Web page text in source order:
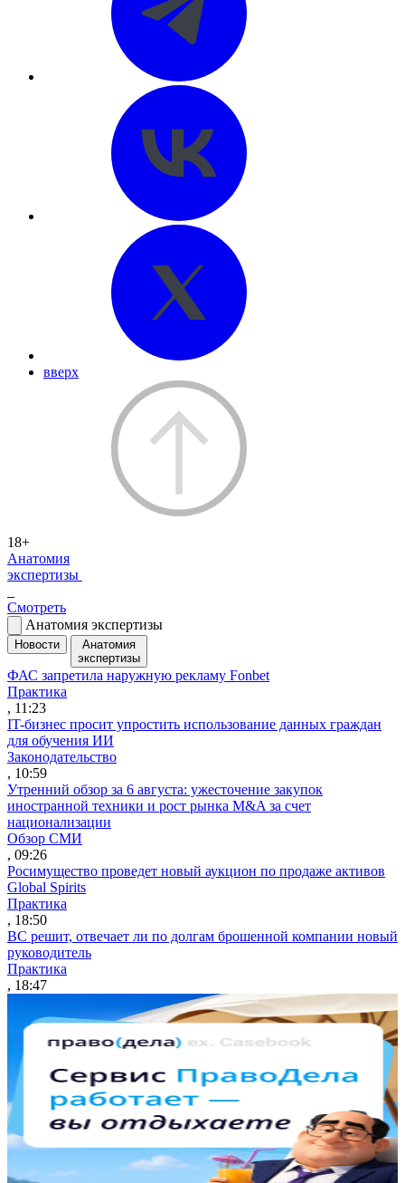
вверх
18+
Анатомия
экспертизы
Смотреть
Анатомия экспертизы
Новости
Анатомия
экспертизы
ФАС запретила наружную рекламу Fonbet
Практика
, 11:23
IT-бизнес просит упростить использование данных граждан
для обучения ИИ
Законодательство
, 10:59
Утренний обзор за 6 августа: ужесточение закупок
иностранной техники и рост рынка M&A за счет
национализации
Обзор СМИ
, 09:26
Росимущество проведет новый аукцион по продаже активов
Global Spirits
Практика
, 18:50
ВС решит, отвечает ли по долгам брошенной компании новый
руководитель
Практика
, 18:47